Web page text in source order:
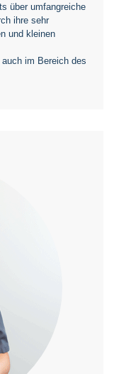
über umfangreiche
ihre sehr
und kleinen
im Bereich des